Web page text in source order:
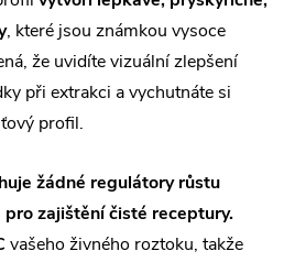
, které jsou známkou vysoce
že uvidíte vizuální zlepšení
při extrakci a vychutnáte si
profil.
žádné regulátory růstu
zajištění čisté receptury.
vašeho živného roztoku, takže